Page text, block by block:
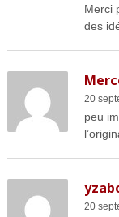
Merci
des
20
peu
20